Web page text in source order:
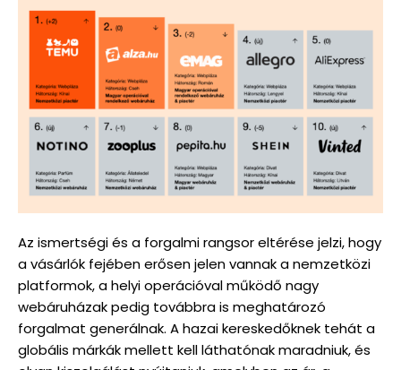
Az ismertségi és a forgalmi rangsor eltérése jelzi, hogy
a vásárlók fejében erősen jelen vannak a nemzetközi
platformok, a helyi operációval működő nagy
webáruházak pedig továbbra is meghatározó
forgalmat generálnak. A hazai kereskedőknek tehát a
globális márkák mellett kell láthatónak maradniuk, és